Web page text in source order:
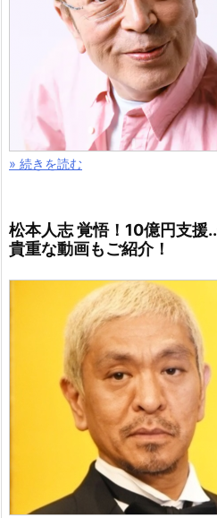
» 続きを読む
松本人志 覚悟！10億円支援
貴重な動画もご紹介！